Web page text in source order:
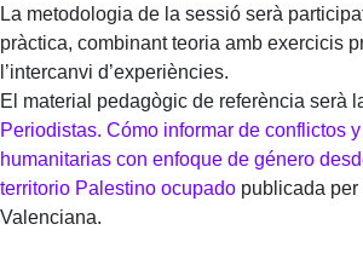
La metodologia de la sessió serà
pràctica, combinant teoria amb exercicis
l’intercanvi d’experiències.
El material pedagògic de referència serà
Periodistas. Cómo informar de conflictos
humanitarias con enfoque de género
territorio Palestino ocupado publicada per
Valenciana.